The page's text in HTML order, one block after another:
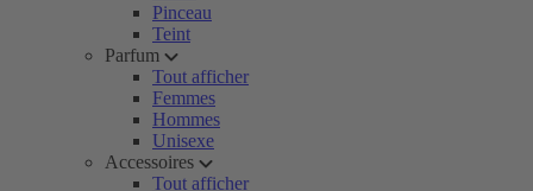
Pinceau
Teint
Parfum
Tout afficher
Femmes
Hommes
Unisexe
Accessoires
Tout afficher